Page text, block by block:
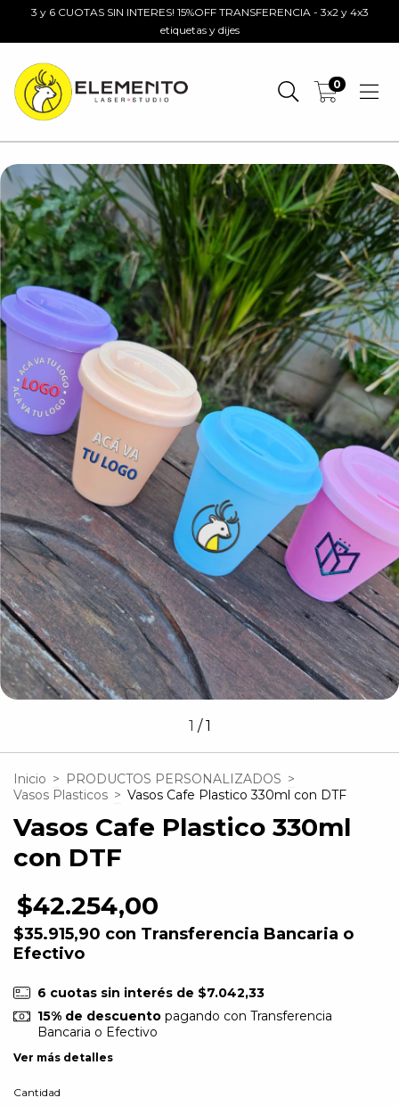
3 y 6 CUOTAS SIN INTERES! 15%OFF TRANSFERENCIA - 3x2 y 4x3
etiquetas y dijes
0
1 /1
Inicio > PRODUCTOS PERSONALIZADOS >
Vasos Plasticos > Vasos Cafe Plastico 330ml con DTF
Vasos Cafe Plastico 330ml
con DTF
$42.254,00
$35.915,90 con Transferencia Bancaria o
Efectivo
6 cuotas sin interés de $7.042,33
15% de descuentopagando con Transferencia
Bancaria o Efectivo
Ver más detalles
Cantidad